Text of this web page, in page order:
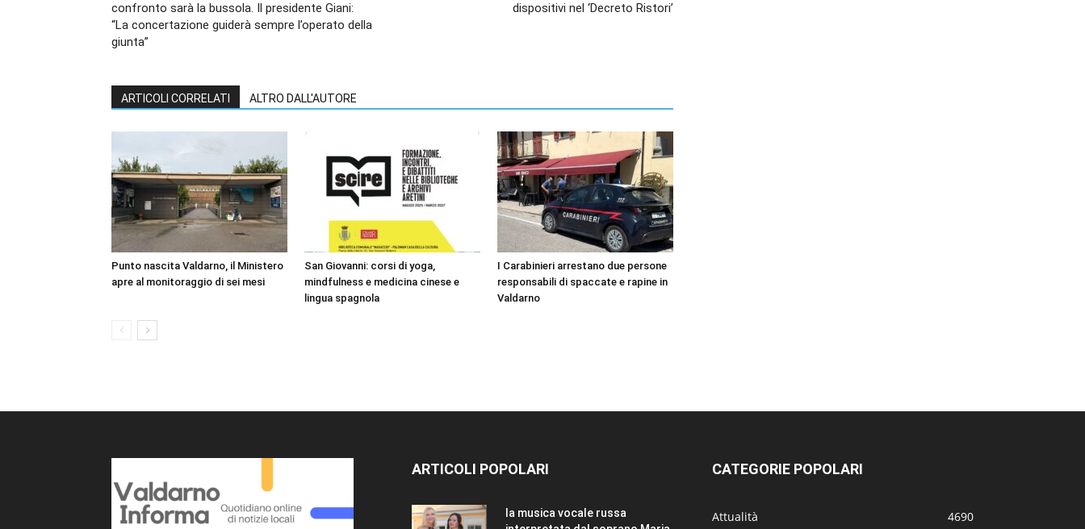
confronto sarà la bussola. Il presidente Giani:
“La concertazione guiderà sempre l’operato della
giunta”
dispositivi nel ‘Decreto Ristori’
ARTICOLI CORRELATI ALTRO DALL'AUTORE
Punto nascita Valdarno, il Ministero
apre al monitoraggio di sei mesi
San Giovanni: corsi di yoga,
mindfulness e medicina cinese e
lingua spagnola
I Carabinieri arrestano due persone
responsabili di spaccate e rapine in
Valdarno
ARTICOLI POPOLARI
la musica vocale russa
CATEGORIE POPOLARI
Attualità 4690